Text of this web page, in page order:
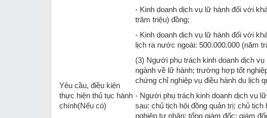
Yêu cầu, điều kiện
thực hiện thủ tục hành
chính(Nếu có)
- Kinh doanh dịch vụ lữ hành đối với
trăm triệu) đồng;
- Kinh doanh dịch vụ lữ hành đối với
lịch ra nước ngoài: 500.000.000 (năm
(3) Người phụ trách kinh doanh dịch
ngành về lữ hành; trường hợp tốt
chứng chỉ nghiệp vụ điều hành du lịch
- Người phụ trách kinh doanh dịch vụ
sau: chủ tịch hội đồng quản trị; chủ
nghiệp tư nhân; tổng giám đốc; giám